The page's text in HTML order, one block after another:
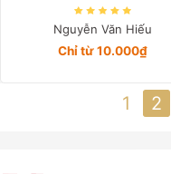
Nguyễn Văn Hiếu
Chỉ từ 10.000₫
1 2